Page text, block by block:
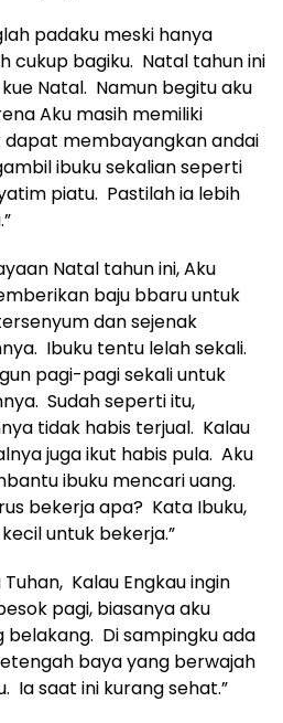
padaku meski hanya
cukup bagiku. Natal tahun ini
Natal. Namun begitu aku
Aku masih memiliki
dapat membayangkan andai
ibuku sekalian seperti
piatu. Pastilah ia lebih
Natal tahun ini, Aku
baju bbaru untuk
dan sejenak
Ibuku tentu lelah sekali.
pagi-pagi sekali untuk
Sudah seperti itu,
tidak habis terjual. Kalau
juga ikut habis pula. Aku
ibuku mencari uang.
bekerja apa? Kata Ibuku,
untuk bekerja.”
Kalau Engkau ingin
pagi, biasanya aku
belakang. Di sampingku ada
baya yang berwajah
Ia saat ini kurang sehat.”